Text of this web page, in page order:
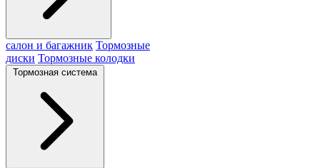
салон и багажник Тормозные
диски Тормозные колодки
Тормозная система